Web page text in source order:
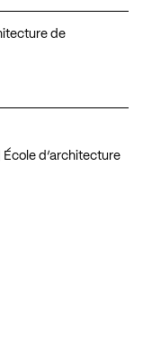
de
d’architecture